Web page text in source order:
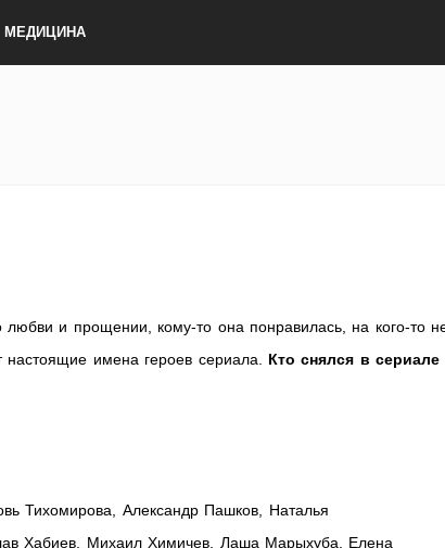
МЕДИЦИНА
и прощении, кому-то она понравилась, на кого-то
настоящие имена героев сериала. Кто снялся в сериале
Тихомирова, Александр Пашков, Наталья
Хабиев, Михаил Химичев, Лаша Марыхуба, Елена